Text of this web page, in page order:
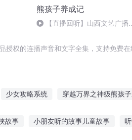
熊孩子养成记
【直播回听】山西文艺广播
权的连播声音和文字全集，支持免费在
少女攻略系统 穿越万界之神级熊孩
故事 小朋友听的故事儿童故事